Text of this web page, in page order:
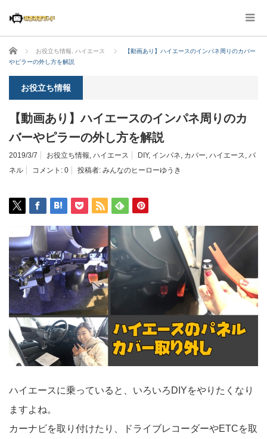
ホーム お役立ち情報 ハイエース
【動画あり】ハイエースのインパネ周りのカバー
やピラーの外し方を解説
お役立ち情報
【動画あり】ハイエースのインパネ周りのカ
バーやピラーの外し方を解説
2019/3/7 お役立ち情報, ハイエース DIY, インパネ, カバー, ハイエース, パ
ネル
コメント: 0 投稿者: みんなのヒーローゆうき
ハイエースに乗っていると、いろいろDIYをやりたくなり
ますよね。
カーナビを取り付けたり、ドライブレコーダーやETCを取